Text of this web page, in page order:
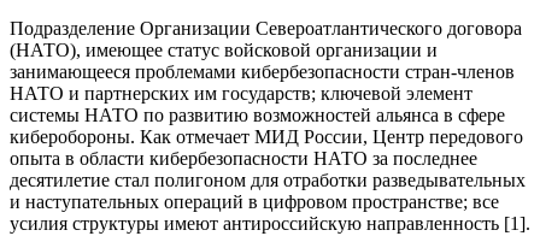
Подразделение Организации Североатлантического договора
(НАТО), имеющее статус войсковой организации и
занимающееся проблемами кибербезопасности стран-членов
НАТО и партнерских им государств; ключевой элемент
системы НАТО по развитию возможностей альянса в сфере
киберобороны. Как отмечает МИД России, Центр передового
опыта в области кибербезопасности НАТО за последнее
десятилетие стал полигоном для отработки разведывательных
и наступательных операций в цифровом пространстве; все
усилия структуры имеют антироссийскую направленность [1].